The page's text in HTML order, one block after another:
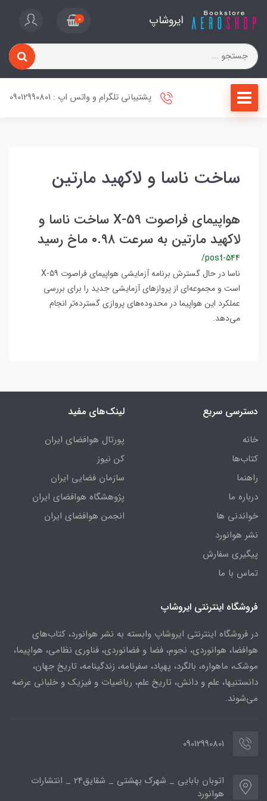
ایروشاپ 0
پشتیبانی تلگرام و واتس اپ : 09012990801
ساخت ناسا و لاکهید مارتین
هواپیمای فراصوت X-59 ساخت ناسا و
لاکهید مارتین به سرعت ۰.۹۸ ماخ رسید
/post-544
ناسا در حال گسترش برنامه آزمایشی هواپیمای فراصوت X-59
است و مجموعه‌ای از پروازهای آزمایشی جدید را برای بررسی
عملکرد این هواپیما در محدوده‌های پروازی گسترده‌تر انجام
می‌دهد.
دسترسی سریع
خانه
کتاب‌ها
راهنما
درباره ما
خواندنی ها
نشر هوانورد
پیگیری سفارش
تماس با ما
لینک‌های مفید
پورتال هوافضای ایران
کن نیوز
سازمان فضایی ایران
پژوهشگاه هوافضای ایران
انجمن هوافضای ایران
فروشگاه اینترنتی ایروشاپ
در فروشگاه اینترنتی ایروشاپ وابسته به نشر هوانورد، کتاب‌های
هوافضا، هوانوردی، نجوم، فضا و فضانوردی، فناوری نظامی، هواپیما،
موشک، ماهواره، بالگرد، پهپاد، سفرنامه، زندگینامه، تاریخ جهان،
دانستنیها، علم و دانش، تاریخ علم، ریاضیات و فیزیک و خلبانی عرضه
می‌شوند.
09012990801
اتوبان بابایی _ شهرک بهشتی _ شقایق24 _ انتشارات
هوانورد